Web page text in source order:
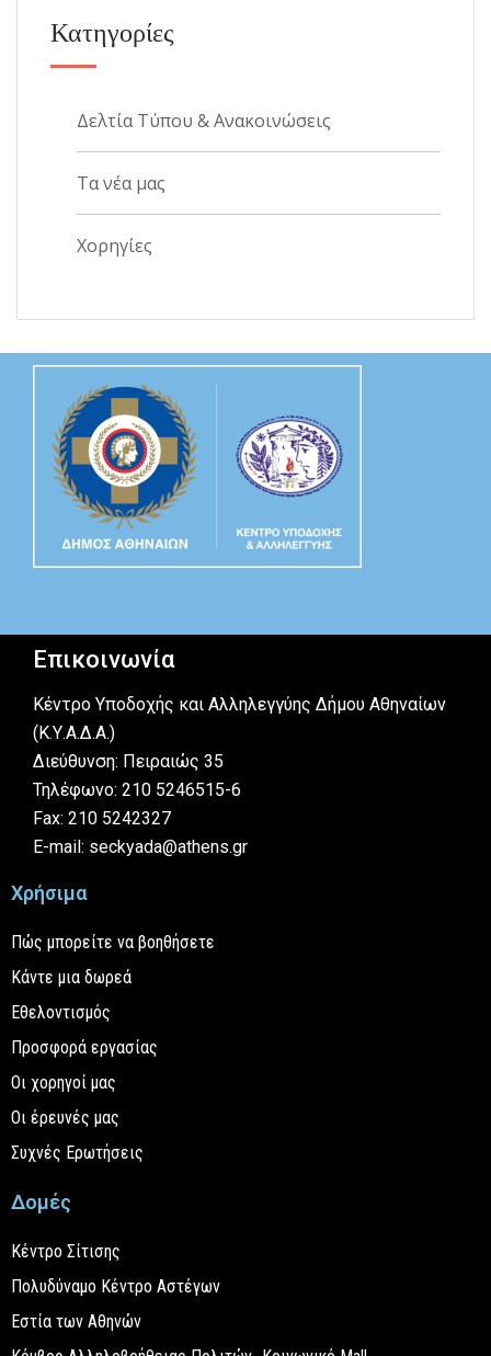
Κατηγορίες
Δελτία Τύπου & Ανακοινώσεις
Τα νέα μας
Χορηγίες
Επικοινωνία
Κέντρο Υποδοχής και Αλληλεγγύης Δήμου Αθηναίων
(Κ.Υ.Α.Δ.Α.)
Διεύθυνση: Πειραιώς 35
Τηλέφωνο: 210 5246515-6
Fax: 210 5242327
E-mail: seckyada@athens.gr
Χρήσιμα
Πώς μπορείτε να βοηθήσετε
Κάντε μια δωρεά
Εθελοντισμός
Προσφορά εργασίας
Οι χορηγοί μας
Οι έρευνές μας
Συχνές Ερωτήσεις
Δομές
Κέντρο Σίτισης
Πολυδύναμο Κέντρο Αστέγων
Εστία των Αθηνών